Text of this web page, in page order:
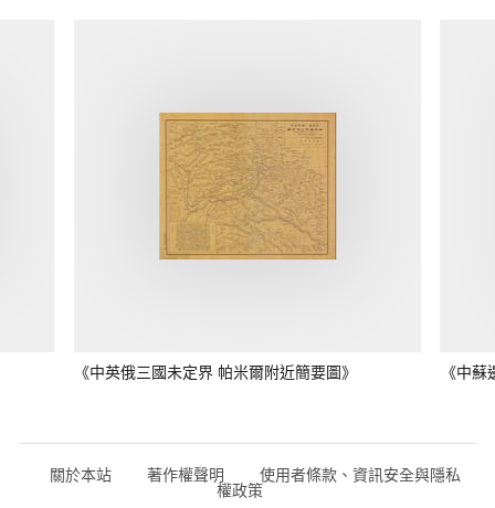
《中英俄三國未定界 帕米爾附近簡要圖》 《中
關於本站 著作權聲明 使用者條款、資訊安全與隱私
權政策